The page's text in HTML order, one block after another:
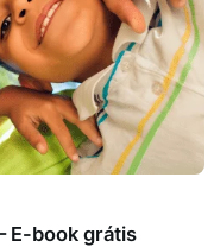
E-book grátis